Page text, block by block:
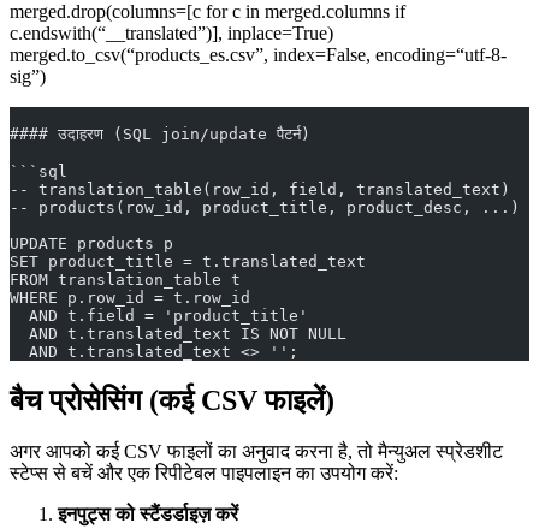
merged.drop(columns=[c for c in merged.columns if
c.endswith(“__translated”)], inplace=True)
merged.to_csv(“products_es.csv”, index=False, encoding=“utf-8-
sig”)
#### उदाहरण (SQL join/update पैटर्न)
```sql
-- translation_table(row_id, field, translated_text)
-- products(row_id, product_title, product_desc, ...)
UPDATE products p
SET product_title = t.translated_text
FROM translation_table t
WHERE p.row_id = t.row_id
  AND t.field = 'product_title'
  AND t.translated_text IS NOT NULL
  AND t.translated_text <> '';
बैच प्रोसेसिंग (कई CSV फाइलें)
अगर आपको कई CSV फाइलों का अनुवाद करना है, तो मैन्युअल स्प्रेडशीट
स्टेप्स से बचें और एक रिपीटेबल पाइपलाइन का उपयोग करें:
इनपुट्स को स्टैंडर्डाइज़ करें